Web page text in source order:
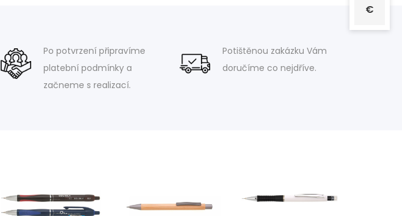
Po potvrzení připravíme
platební podmínky a
začneme s realizací.
Potištěnou zakázku Vám
doručíme co nejdříve.
€